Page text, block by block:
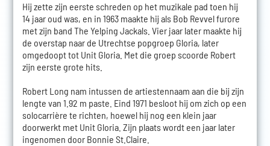
Hij zette zijn eerste schreden op het muzikale pad toen hij
14 jaar oud was, en in 1963 maakte hij als Bob Revvel furore
met zijn band The Yelping Jackals. Vier jaar later maakte hij
de overstap naar de Utrechtse popgroep Gloria, later
omgedoopt tot Unit Gloria. Met die groep scoorde Robert
zijn eerste grote hits.
Robert Long nam intussen de artiestennaam aan die bij zijn
lengte van 1.92 m paste. Eind 1971 besloot hij om zich op een
solocarrière te richten, hoewel hij nog een klein jaar
doorwerkt met Unit Gloria. Zijn plaats wordt een jaar later
ingenomen door Bonnie St.Claire.